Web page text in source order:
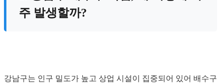
주 발생할까?
강남구는 인구 밀도가 높고 상업 시설이 집중되어 있어 배수구